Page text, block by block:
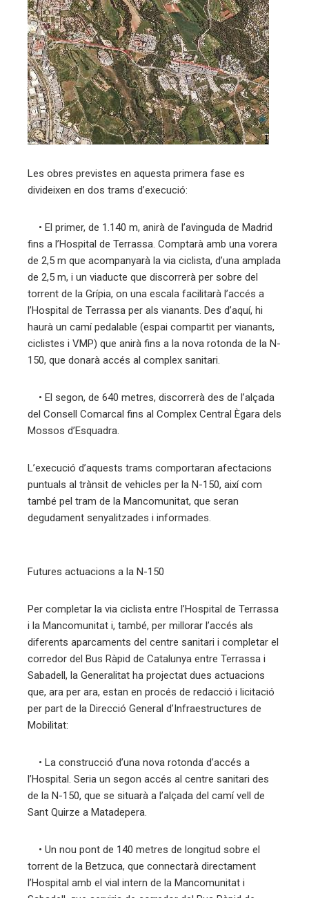
Les obres previstes en aquesta primera fase es
divideixen en dos trams d’execució:
• El primer, de 1.140 m, anirà de l’avinguda de Madrid
fins a l’Hospital de Terrassa. Comptarà amb una vorera
de 2,5 m que acompanyarà la via ciclista, d’una amplada
de 2,5 m, i un viaducte que discorrerà per sobre del
torrent de la Grípia, on una escala facilitarà l’accés a
l’Hospital de Terrassa per als vianants. Des d’aquí, hi
haurà un camí pedalable (espai compartit per vianants,
ciclistes i VMP) que anirà fins a la nova rotonda de la N-
150, que donarà accés al complex sanitari.
• El segon, de 640 metres, discorrerà des de l’alçada
del Consell Comarcal fins al Complex Central Ègara dels
Mossos d’Esquadra.
L’execució d’aquests trams comportaran afectacions
puntuals al trànsit de vehicles per la N-150, així com
també pel tram de la Mancomunitat, que seran
degudament senyalitzades i informades.
Futures actuacions a la N-150
Per completar la via ciclista entre l’Hospital de Terrassa
i la Mancomunitat i, també, per millorar l’accés als
diferents aparcaments del centre sanitari i completar el
corredor del Bus Ràpid de Catalunya entre Terrassa i
Sabadell, la Generalitat ha projectat dues actuacions
que, ara per ara, estan en procés de redacció i licitació
per part de la Direcció General d’Infraestructures de
Mobilitat:
• La construcció d’una nova rotonda d’accés a
l’Hospital. Seria un segon accés al centre sanitari des
de la N-150, que se situarà a l’alçada del camí vell de
Sant Quirze a Matadepera.
• Un nou pont de 140 metres de longitud sobre el
torrent de la Betzuca, que connectarà directament
l’Hospital amb el vial intern de la Mancomunitat i